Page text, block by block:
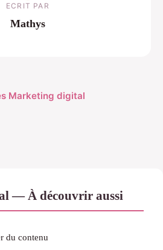
ECRIT PAR
Mathys
Marketing digital
— À découvrir aussi
du contenu